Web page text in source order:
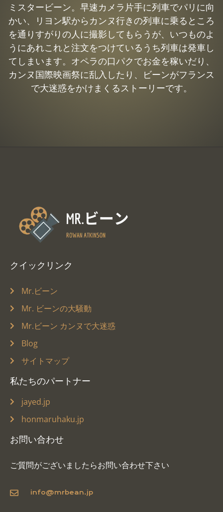
ミスタービーン。早速カメラ片手に列車でパリに向
かい、リヨン駅からカンヌ行きの列車に乗るところ
を通りすがりの人に撮影してもらうが、いつものよ
うにあれこれと注文をつけているうち列車は発車し
てしまいます。オペラの口パクでお金を稼いだり、
カンヌ国際映画祭に乱入したり、ビーンがフランス
で大迷惑をかけまくるストーリーです。
クイックリンク
Mr.ビーン
Mr. ビーンの大騒動
Mr.ビーン カンヌで大迷惑
Blog
サイトマップ
私たちのパートナー
jayed.jp
honmaruhaku.jp
お問い合わせ
ご質問がございましたらお問い合わせ下さい
info@mrbean.jp